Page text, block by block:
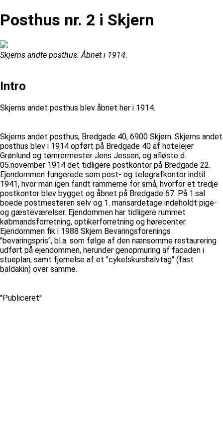
Posthus nr. 2 i Skjern
Skjerns andte posthus. Åbnet i 1914.
Intro
Skjerns andet posthus blev åbnet her i 1914.
Skjerns andet posthus, Bredgade 40, 6900 Skjern. Skjerns andet
posthus blev i 1914 opført på Bredgade 40 af hotelejer
Grønlund og tømrermester Jens Jessen, og afløste d.
05.november 1914 det tidligere postkontor på Bredgade 22.
Ejendommen fungerede som post- og telegrafkontor indtil
1941, hvor man igen fandt rammerne for små, hvorfor et tredje
postkontor blev bygget og åbnet på Bredgade 67. På 1.sal
boede postmesteren selv og 1. mansardetage indeholdt pige-
og gæsteværelser. Ejendommen har tidligere rummet
købmandsforretning, optikerforretning og hørecenter.
Ejendommen fik i 1988 Skjern Bevaringsforenings
"bevaringspris", bl.a. som følge af den nænsomme restaurering
udført på ejendommen, herunder genopmuring af facaden i
stueplan, samt fjernelse af et "cykelskurshalvtag" (fast
baldakin) over samme.
''Publiceret''